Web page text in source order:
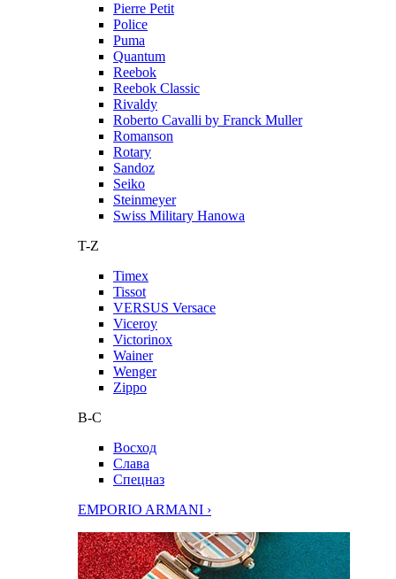
Pierre Petit
Police
Puma
Quantum
Reebok
Reebok Classic
Rivaldy
Roberto Cavalli by Franck Muller
Romanson
Rotary
Sandoz
Seiko
Steinmeyer
Swiss Military Hanowa
T-Z
Timex
Tissot
VERSUS Versace
Viceroy
Victorinox
Wainer
Wenger
Zippo
В-С
Восход
Слава
Спецназ
EMPORIO ARMANI ›